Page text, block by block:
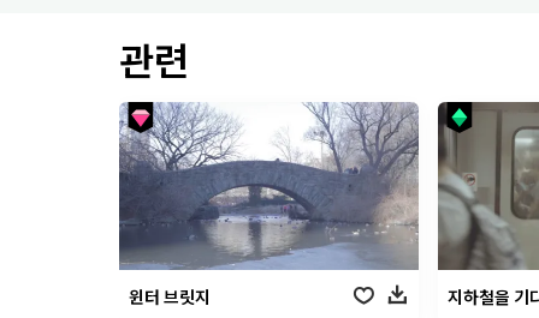
관련
윈터 브릿지 지하철을 기